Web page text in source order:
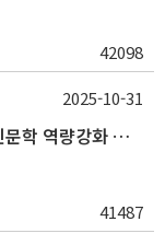
42098
(~11/6) 2025학년도 대학혁신지원사업 인문학 역량강화 동계 인턴십 참가자 선발 안내
41487
2025-10-31